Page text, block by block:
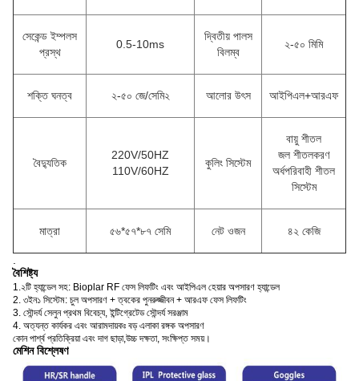
সেকেন্ড ইম্পলস
প্রস্থ
0.5-10ms
দ্বিতীয় পালস
বিলম্ব
২-৫০ মিমি
শক্তি ঘনত্ব ২-৫০ জে/সেমি২ আলোর উৎস আইপিএল+আরএফ
বৈদ্যুতিক
220V/50HZ
110V/60HZ
কুলিং সিস্টেম
বায়ু শীতল
জল শীতলকরণ
অর্ধপরিবাহী শীতল
সিস্টেম
মাত্রা ৫৬*৫৭*৮৭ সেমি নেট ওজন ৪২ কেজি
বৈশিষ্ট্য
1.২টি হ্যান্ডেল সহ: Bioplar RF ফেস লিফটিং এবং আইপিএল হেয়ার অপসারণ হ্যান্ডেল
2. ৩ইন১ সিস্টেম: চুল অপসারণ + ত্বকের পুনরুজ্জীবন + আরএফ ফেস লিফটিং
3. সৌন্দর্য সেলুন প্রথম বিবেচ্য, ইন্টিগ্রেটেড সৌন্দর্য সরঞ্জাম
4. অত্যন্ত কার্যকর এবং আরামদায়কঃ বড় এলাকা রঙ্গক অপসারণ
কোন পার্শ্ব প্রতিক্রিয়া এবং দাগ ছাড়া,উচ্চ দক্ষতা, সংক্ষিপ্ত সময়।
মেশিন বিশ্লেষণ